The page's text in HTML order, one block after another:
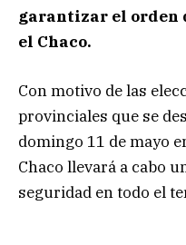
garantizar el orden
el Chaco.
Con motivo de las
provinciales que se
domingo 11 de mayo
Chaco llevará a cabo
seguridad en todo el